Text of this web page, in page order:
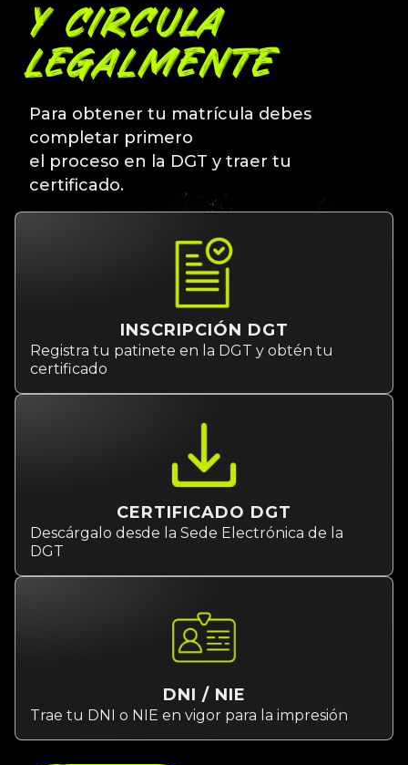
Y CIRCULA
LEGALMENTE
Para obtener tu matrícula debes
completar primero
el proceso en la DGT y traer tu
certificado.
INSCRIPCIÓN DGT
Registra tu patinete en la DGT y obtén tu
certificado
CERTIFICADO DGT
Descárgalo desde la Sede Electrónica de la
DGT
DNI / NIE
Trae tu DNI o NIE en vigor para la impresión